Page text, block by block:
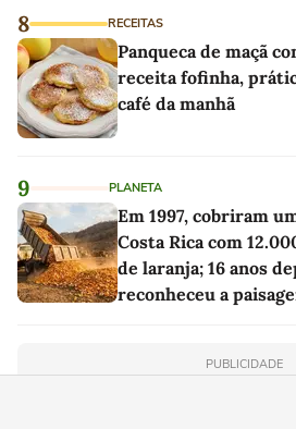
8 RECEITAS
Panqueca de maçã
receita fofinha,
café da manhã
9 PLANETA
Em 1997, cobriram
Costa Rica com
de laranja; 16 anos
reconheceu a
PUBLICIDADE